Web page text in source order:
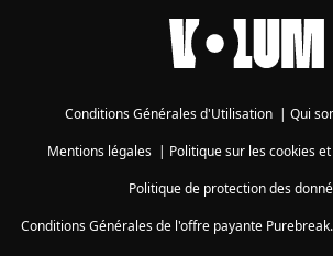
Conditions Générales d'Utilisation | Qui
Mentions légales| Politique sur les cookies
Politique de protection des
Conditions Générales de l'offre payante